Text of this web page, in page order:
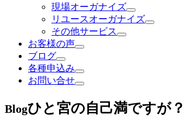
現場オーガナイズ
リユースオーガナイズ
その他サービス
お客様の声
ブログ
各種申込み
お問い合せ
Blogひと宮の自己満ですが？